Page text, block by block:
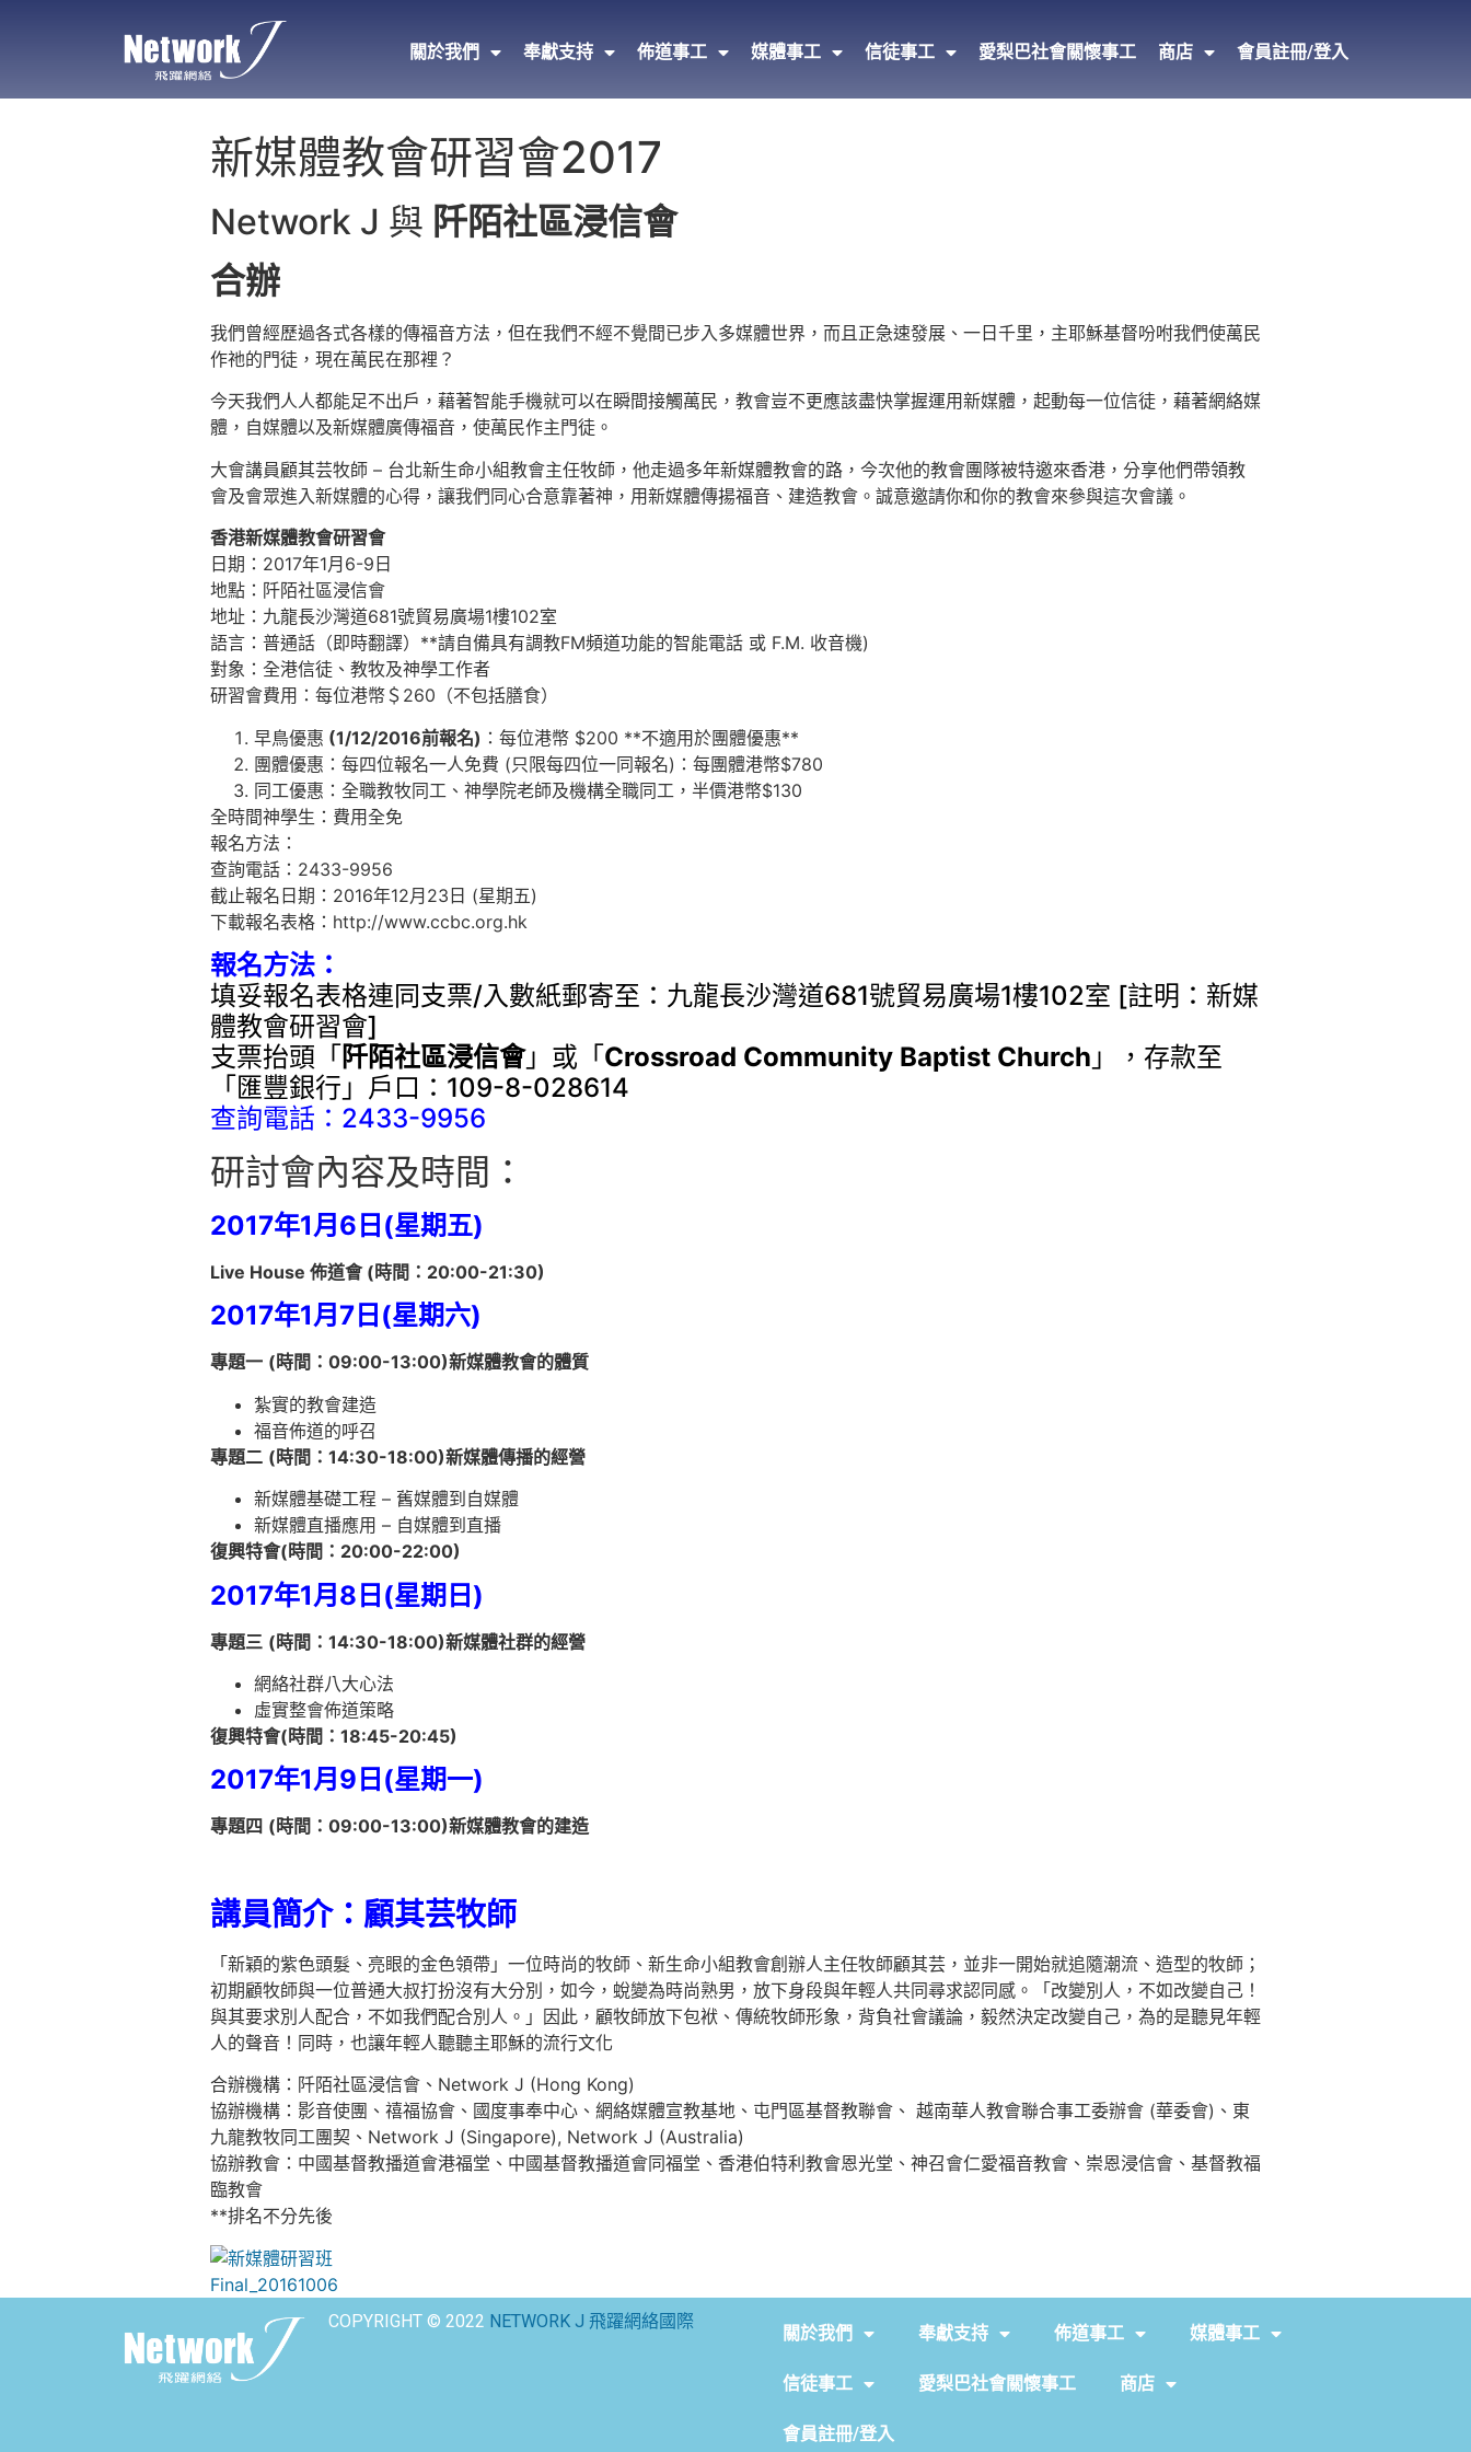
關於我們 奉獻支持 佈道事工 媒體事工 信徒事工 愛梨巴社會關懷事工 商店 會員註冊/登入
新媒體教會研習會2017
Network J 與 阡陌社區浸信會
合辦
我們曾經歷過各式各樣的傳福音方法，但在我們不經不覺間已步入多媒體世界，而且正急速發展、一日千里，主耶穌基督吩咐我們使萬民
作祂的門徒，現在萬民在那裡？
今天我們人人都能足不出戶，藉著智能手機就可以在瞬間接觸萬民，教會豈不更應該盡快掌握運用新媒體，起動每一位信徒，藉著網絡媒
體，自媒體以及新媒體廣傳福音，使萬民作主門徒。
大會講員顧其芸牧師 – 台北新生命小組教會主任牧師，他走過多年新媒體教會的路，今次他的教會團隊被特邀來香港，分享他們帶領教
會及會眾進入新媒體的心得，讓我們同心合意靠著神，用新媒體傳揚福音、建造教會。誠意邀請你和你的教會來參與這次會議。
香港新媒體教會研習會
日期：2017年1月6-9日
地點：阡陌社區浸信會
地址：九龍長沙灣道681號貿易廣場1樓102室
語言：普通話（即時翻譯）**請自備具有調教FM頻道功能的智能電話 或 F.M. 收音機)
對象：全港信徒、教牧及神學工作者
研習會費用：每位港幣＄260（不包括膳食）
早鳥優惠 (1/12/2016前報名) ：每位港幣 $200 **不適用於團體優惠**
團體優惠：每四位報名一人免費 (只限每四位一同報名)：每團體港幣$780
同工優惠：全職教牧同工、神學院老師及機構全職同工，半價港幣$130
全時間神學生：費用全免
報名方法：
查詢電話：2433-9956
截止報名日期：2016年12月23日 (星期五)
下載報名表格：http://www.ccbc.org.hk
報名方法：
填妥報名表格連同支票/入數紙郵寄至：九龍長沙灣道681號貿易廣場1樓102室 [註明：新媒
體教會研習會]
支票抬頭「 阡陌社區浸信會」或「 Crossroad Community Baptist Church 」，存款至
「匯豐銀行」戶口：109-8-028614
查詢電話：2433-9956
研討會內容及時間：
2017年1月6 日 (星期五)
Live House 佈道會(時間： 20:00-21:30)
2017年1月7 日 (星期六)
專題一 ( 時間： 09:00-13:00)新媒體教會的體質
紮實的教會建造
福音佈道的呼召
專題二 (時間： 14:30-18:00)新媒體傳播的經營
新媒體基礎工程 – 舊媒體到自媒體
新媒體直播應用 – 自媒體到直播
復興特會( 時間： 20:00-22:00)
2017年1月 8日(星期日)
專題三 (時間： 14:30-18:00)新媒體社群的經營
網絡社群八大心法
虛實整會佈道策略
復興特會(時間：18:45-20:45)
2017年1月9 日 (星期一)
專題四 ( 時間： 09:00-13:00)新媒體教會的建造
講員簡介：顧其芸牧師
「新穎的紫色頭髮、亮眼的金色領帶」一位時尚的牧師、新生命小組教會創辦人主任牧師顧其芸，並非一開始就追隨潮流、造型的牧師；
初期顧牧師與一位普通大叔打扮沒有大分別，如今，蛻變為時尚熟男，放下身段與年輕人共同尋求認同感。「改變別人，不如改變自己！
與其要求別人配合，不如我們配合別人。」因此，顧牧師放下包袱、傳統牧師形象，背負社會議論，毅然決定改變自己，為的是聽見年輕
人的聲音！同時，也讓年輕人聽聽主耶穌的流行文化
合辦機構：阡陌社區浸信會、Network J (Hong Kong)
協辦機構：影音使團、禧福協會、國度事奉中心、網絡媒體宣教基地、屯門區基督教聯會、 越南華人教會聯合事工委辦會 (華委會)、東
九龍教牧同工團契、Network J (Singapore), Network J (Australia)
協辦教會：中國基督教播道會港福堂、中國基督教播道會同福堂、香港伯特利教會恩光堂、神召會仁愛福音教會、崇恩浸信會、基督教福
臨教會
**排名不分先後
COPYRIGHT © 2022 NETWORK J 飛躍網絡國際
關於我們 奉獻支持 佈道事工 媒體事工
信徒事工 愛梨巴社會關懷事工 商店
會員註冊/登入